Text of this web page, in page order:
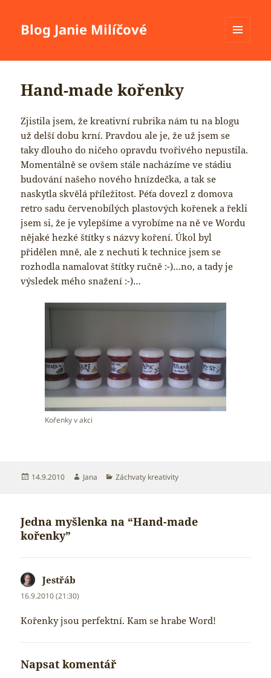
Blog Janie Milíčové
Hand-made kořenky
Zjistila jsem, že kreativní rubrika nám tu na blogu
už delší dobu krní. Pravdou ale je, že už jsem se
taky dlouho do ničeho opravdu tvořivého nepustila.
Momentálně se ovšem stále nacházíme ve stádiu
budování našeho nového hnízdečka, a tak se
naskytla skvělá příležitost. Péťa dovezl z domova
retro sadu červenobílých plastových kořenek a řekli
jsem si, že je vylepšíme a vyrobíme na ně ve Wordu
nějaké hezké štítky s názvy koření. Úkol byl
přidělen mně, ale z nechuti k technice jsem se
rozhodla namalovat štítky ručně :-)…no, a tady je
výsledek mého snažení :-)…
Kořenky v akci
Publikováno:
14.9.2010 Autor:
Jana Rubriky:
Záchvaty kreativity
Jedna myšlenka na “Hand-made
kořenky”
Jestřáb
16.9.2010 (21:30)
Kořenky jsou perfektní. Kam se hrabe Word!
Napsat komentář